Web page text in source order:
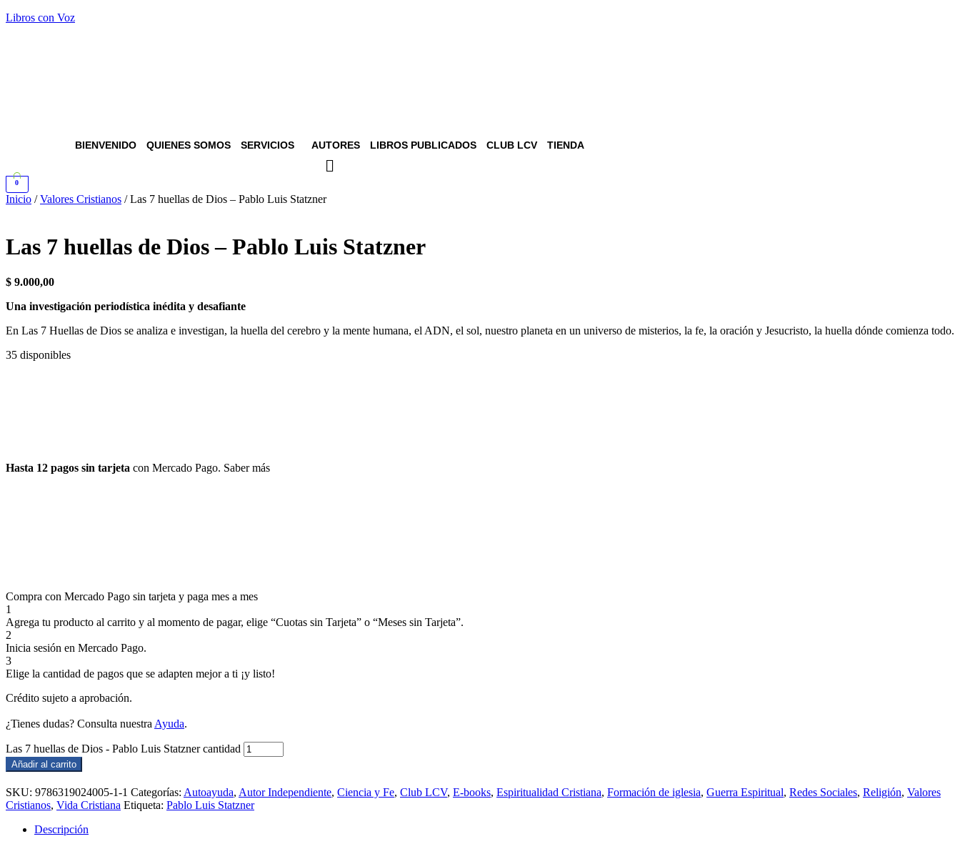
Libros con Voz
BIENVENIDO QUIENES SOMOS SERVICIOS AUTORES LIBROS PUBLICADOS CLUB LCV TIENDA
0
Inicio /Valores Cristianos / Las 7 huellas de Dios – Pablo Luis Statzner
Las 7 huellas de Dios – Pablo Luis Statzner
$ 9.000,00
Una investigación periodística inédita y desafiante
En Las 7 Huellas de Dios se analiza e investigan, la huella del ​cerebro y la mente humana, el ADN, el sol, nuestro planeta en ​un universo de misterios, la fe, la oración y Jesucristo, la huella ​dónde comienza todo.
35 disponibles
Hasta 12 pagos sin tarjeta con Mercado Pago. Saber más
Compra con Mercado Pago sin tarjeta y paga mes a mes
1
Agrega tu producto al carrito y al momento de pagar, elige “Cuotas sin Tarjeta” o “Meses sin Tarjeta”.
2
Inicia sesión en Mercado Pago.
3
Elige la cantidad de pagos que se adapten mejor a ti ¡y listo!
Crédito sujeto a aprobación.
¿Tienes dudas? Consulta nuestra Ayuda.
Las 7 huellas de Dios - Pablo Luis Statzner cantidad
Añadir al carrito
SKU: 9786319024005-1-1 Categorías: Autoayuda, Autor Independiente, Ciencia y Fe, Club LCV, E-books, Espiritualidad Cristiana, Formación de iglesia, Guerra Espiritual, Redes Sociales, Religión, Valores
Cristianos, Vida Cristiana Etiqueta: Pablo Luis Statzner
Descripción